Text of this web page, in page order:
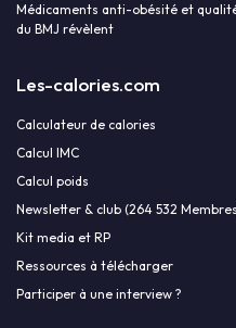
Médicaments anti-obésité et
du BMJ révèlent
Les-calories.com
Calculateur de calories
Calcul IMC
Calcul poids
Newsletter & club (264 532
Kit media et RP
Ressources à télécharger
Participer à une interview ?